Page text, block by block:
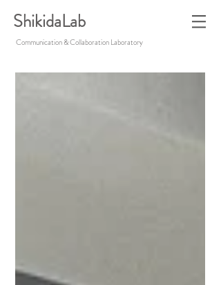
ShikidaLab
Communication & Collaboration Laboratory